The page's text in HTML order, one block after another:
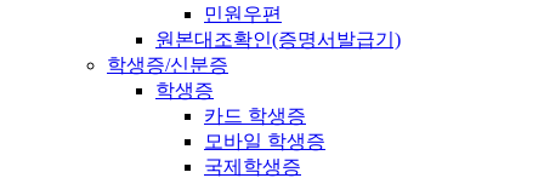
민원우편
원본대조확인(증명서발급기)
학생증/신분증
학생증
카드 학생증
모바일 학생증
국제학생증